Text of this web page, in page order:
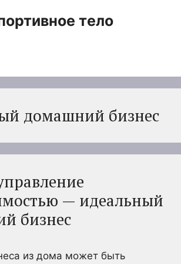
тело
домашний бизнес
— идеальный
бизнес
из дома может быть